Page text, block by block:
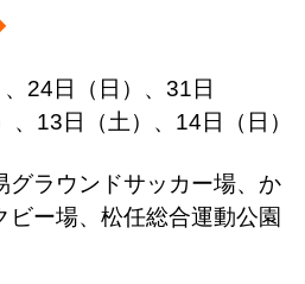
24日（日）、31日
、13日（土）、14日（日）
グラウンドサッカー場、か
ビー場、松任総合運動公園